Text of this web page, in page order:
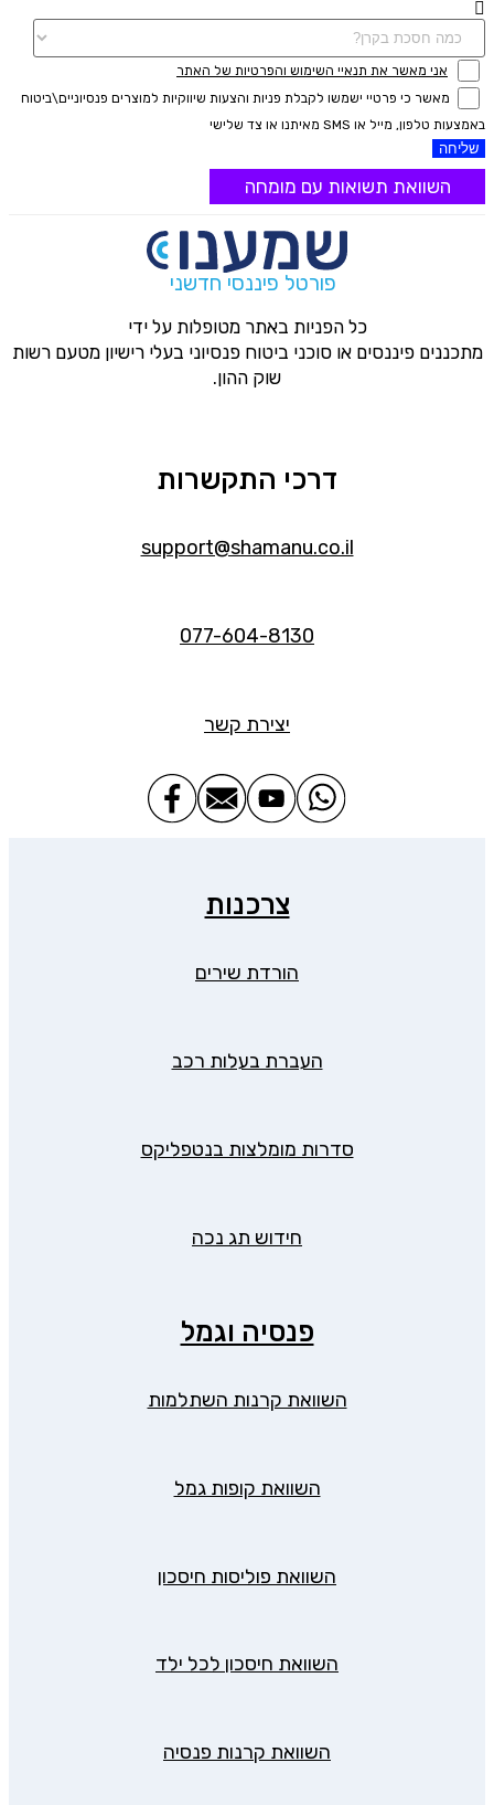
אני מאשר את תנאיי השימוש והפרטיות של האתר
מאשר כי פרטיי ישמשו לקבלת פניות והצעות שיווקיות למוצרים פנסיוניים\ביטוח
באמצעות טלפון, מייל או SMS מאיתנו או צד שלישי
שליחה
השוואת תשואות עם מומחה
פורטל פיננסי חדשני
כל הפניות באתר מטופלות על ידי
מתכננים פיננסים או סוכני ביטוח פנסיוני בעלי רישיון מטעם רשות
שוק ההון.
דרכי התקשרות
support@shamanu.co.il
077-604-8130
יצירת קשר
צרכנות
הורדת שירים
העברת בעלות רכב
סדרות מומלצות בנטפליקס
חידוש תג נכה
פנסיה וגמל
השוואת קרנות השתלמות
השוואת קופות גמל
השוואת פוליסות חיסכון
השוואת חיסכון לכל ילד
השוואת קרנות פנסיה